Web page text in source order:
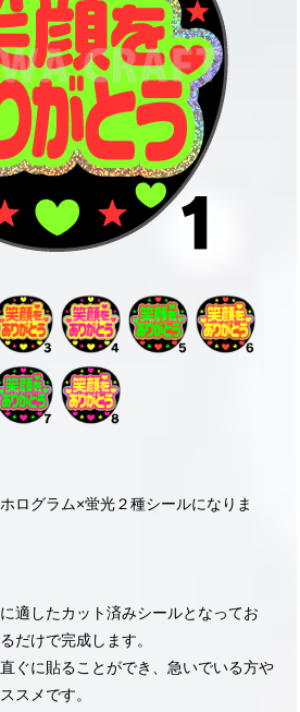
ログラム×蛍光２種シールになりま
適したカット済みシールとなってお
だけで完成します。
ぐに貼ることができ、急いでいる方や
スメです。